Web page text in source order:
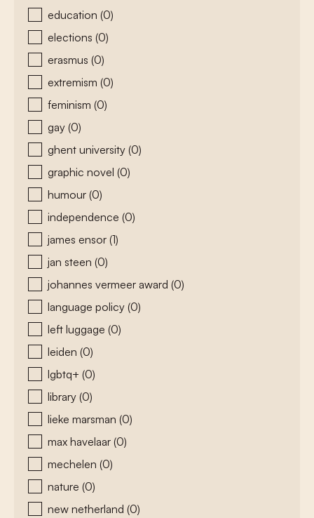
education (0)
elections (0)
erasmus (0)
extremism (0)
feminism (0)
gay (0)
ghent university (0)
graphic novel (0)
humour (0)
independence (0)
james ensor (1)
jan steen (0)
johannes vermeer award (0)
language policy (0)
left luggage (0)
leiden (0)
lgbtq+ (0)
library (0)
lieke marsman (0)
max havelaar (0)
mechelen (0)
nature (0)
new netherland (0)